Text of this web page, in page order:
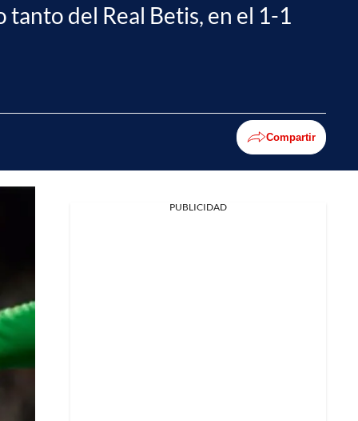
del Real Betis, en el 1-1
Compartir
PUBLICIDAD